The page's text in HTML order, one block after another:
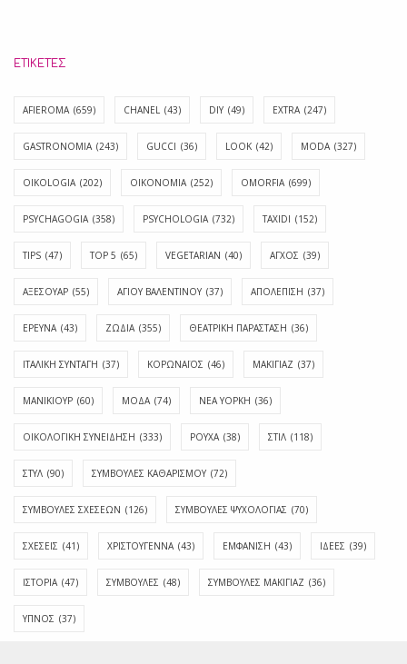
ΕΤΙΚΈΤΕΣ
AFIEROMA (659) CHANEL (43) DIY (49) EXTRA (247)
GASTRONOMIA (243) GUCCI (36) LOOK (42) MODA (327)
OIKOLOGIA (202) OIKONOMIA (252) OMORFIA (699)
PSYCHAGOGIA (358) PSYCHOLOGIA (732) TAXIDI (152)
TIPS (47) TOP 5 (65) VEGETARIAN (40) ΑΓΧΟΣ (39)
ΑΞΕΣΟΥΑΡ (55) ΑΓΊΟΥ ΒΑΛΕΝΤΊΝΟΥ (37) ΑΠΟΛΈΠΙΣΗ (37)
ΕΡΕΥΝΑ (43) ΖΩΔΙΑ (355) ΘΕΑΤΡΙΚΗ ΠΑΡΑΣΤΑΣΗ (36)
ΙΤΑΛΙΚΗ ΣΥΝΤΑΓΗ (37) ΚΟΡΩΝΑΪΟΣ (46) ΜΑΚΙΓΙΑΖ (37)
ΜΑΝΙΚΙΟΥΡ (60) ΜΟΔΑ (74) ΝΕΑ ΥΟΡΚΗ (36)
ΟΙΚΟΛΟΓΙΚΗ ΣΥΝΕΙΔΗΣΗ (333) ΡΟΥΧΑ (38) ΣΤΙΛ (118)
ΣΤΥΛ (90) ΣΥΜΒΟΥΛΕΣ ΚΑΘΑΡΙΣΜΟΥ (72)
ΣΥΜΒΟΥΛΕΣ ΣΧΕΣΕΩΝ (126) ΣΥΜΒΟΥΛΕΣ ΨΥΧΟΛΟΓΙΑΣ (70)
ΣΧΕΣΕΙΣ (41) ΧΡΙΣΤΟΥΓΕΝΝΑ (43) ΕΜΦΆΝΙΣΗ (43) ΙΔΈΕΣ (39)
ΙΣΤΟΡΊΑ (47) ΣΥΜΒΟΥΛΈΣ (48) ΣΥΜΒΟΥΛΈΣ ΜΑΚΙΓΙΆΖ (36)
ΎΠΝΟΣ (37)